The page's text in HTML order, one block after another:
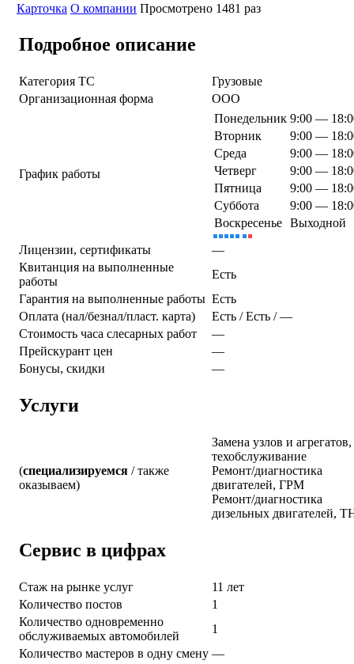
Карточка О компании Просмотрено 1481 раз
Подробное описание
Категория ТС
Грузовые
Организационная форма
ООО
График работы
Понедельник 9:00 —
Вторник
9:00 —
Среда
9:00 —
Четверг
9:00 —
Пятница
9:00 —
Суббота
9:00 —
Воскресенье Выходной
Лицензии, сертификаты
—
Квитанция на выполненные
работы
Есть
Гарантия на выполненные работы Есть
Оплата (нал/безнал/пласт. карта)
Есть / Есть / —
Стоимость часа слесарных работ
—
Прейскурант цен
—
Бонусы, скидки
—
Услуги
(специализируемся / также
оказываем)
Замена узлов и агрегатов,
техобслуживание
Ремонт/диагностика
двигателей, ГРМ
Ремонт/диагностика
дизельных двигателей,
Сервис в цифрах
Стаж на рынке услуг
11 лет
Количество постов
1
Количество одновременно
обслуживаемых автомобилей
1
Количество мастеров в одну смену —